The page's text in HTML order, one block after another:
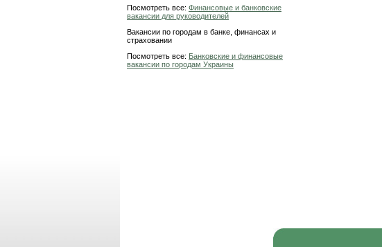
Посмотреть все: Финансовые и банковские
вакансии для руководителей
Вакансии по городам в банке, финансах и
страховании
Посмотреть все: Банковские и финансовые
вакансии по городам Украины